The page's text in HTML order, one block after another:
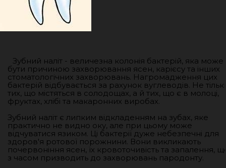
Зубний наліт - величезна колонія бактерій, яка може
бути причиною захворювання ясен, карієсу та інших
стоматологічних захворювань. Нагромадження цих
бактерій відбувається за рахунок вуглеводів. Не
тих, що містяться в солодощах, а й тих, що є в молоці,
фруктах, хлібі та макаронних виробах.
Зубний наліт є липким відкладенням на зубах, яке
практично не видно оку, але при цьому може
відчуватися язиком. Ці бактерії дуже небезпечні для
здоров'я ротової порожнини. Вони викликають
почервоніння ясен, їх кровоточивість та запалення,
з часом призводить до захворювань пародонту.